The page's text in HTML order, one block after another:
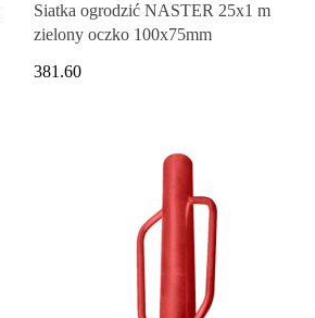
Siatka ogrodzić NASTER 25x1 m
zielony oczko 100x75mm
381.60